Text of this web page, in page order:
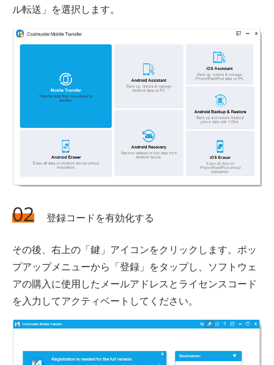
ル転送」を選択します。
02 登録コードを有効化する
その後、右上の「鍵」アイコンをクリックします。ポッ
プアップメニューから「登録」をタップし、ソフトウェ
アの購入に使用したメールアドレスとライセンスコード
を入力してアクティベートしてください。